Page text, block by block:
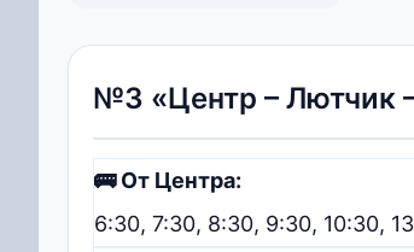
№3 «Центр – Лютчик
🚌 От Центра:
6:30, 7:30, 8:30, 9:30, 10:30,